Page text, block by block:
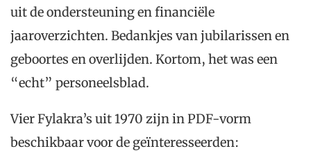
uit de ondersteuning en financiële
jaaroverzichten. Bedankjes van jubilarissen en
geboortes en overlijden. Kortom, het was een
“echt” personeelsblad.
Vier Fylakra’s uit 1970 zijn in PDF-vorm
beschikbaar voor de geïnteresseerden: